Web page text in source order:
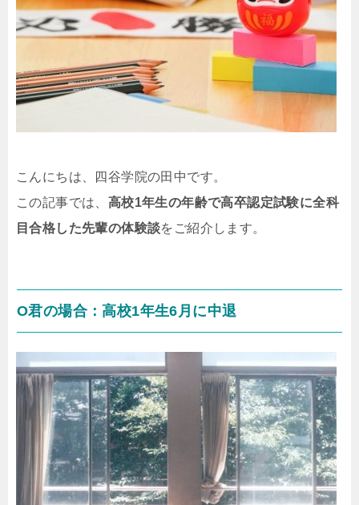
こんにちは、四谷学院の田中です。
この記事では、 高校1年生の年齢で高卒認定試験に全科
目合格した先輩の体験談をご紹介します。
O君の場合：高校1年生6月に中退